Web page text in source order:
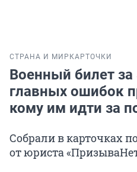
СТРАНА И МИР КАРТОЧКИ
Военный билет
главных ошибок
кому им идти за
Собрали в карточках
от юриста